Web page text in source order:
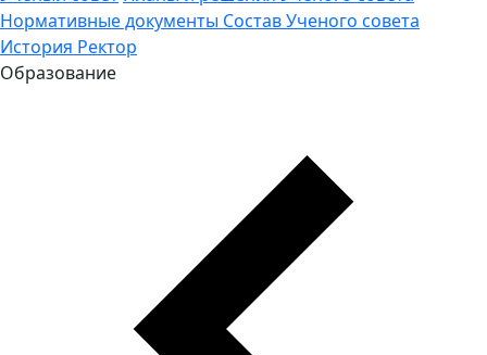
Нормативные документы Состав Ученого совета
История Ректор
Образование